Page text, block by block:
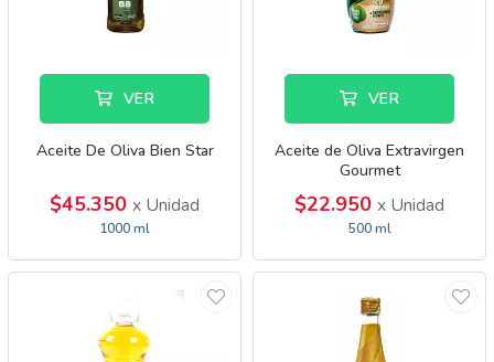
VER
Aceite De Oliva Bien Star
$45.350 x Unidad
1000 ml
VER
Aceite de Oliva Extravirgen
Gourmet
$22.950 x Unidad
500 ml